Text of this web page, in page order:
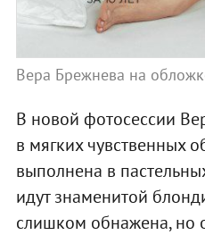
Вера Брежнева на
В новой фотосессии
в мягких чувственных
выполнена в
идут знаменитой
слишком обнажена, но